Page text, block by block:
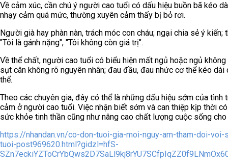
Về cảm xúc, cần chú ý người cao tuổi có dấu hiệu buồn bã kéo
nhạy cảm quá mức, thường xuyên cảm thấy bị bỏ rơi.
Người già hay phàn nàn, trách móc con cháu; ngại chia sẻ ý
"Tôi là gánh nặng", "Tôi không còn giá trị".
Về thể chất, người cao tuổi có biểu hiện mất ngủ hoặc ngủ
sụt cân không rõ nguyên nhân; đau đầu, đau nhức cơ thể kéo
thể.
Theo các chuyên gia, đây có thể là những dấu hiệu sớm của
cảm ở người cao tuổi. Việc nhận biết sớm và can thiệp kịp thời
sức khỏe tinh thần cũng như nâng cao chất lượng cuộc sống
https://nhandan.vn/co-don-tuoi-gia-moi-nguy-am-tham-doi-voi-
tuoi-post969620.html?gidzl=hfS-